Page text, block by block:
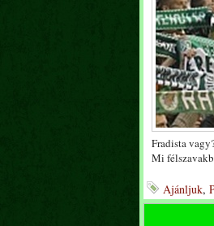
Fradista
Mi
Ajánljuk,